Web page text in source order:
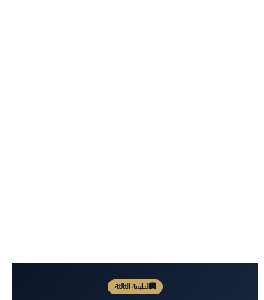
الطبعة الثالثة